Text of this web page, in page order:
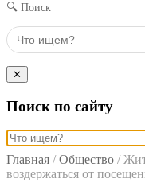
🔍 Поиск
✕
Поиск по сайту
Главная / Общество /
воздержаться от